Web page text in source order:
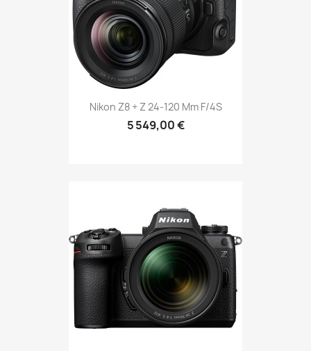
Nikon Z8 + Z 24-120 Mm F/4S
5 549,00 €